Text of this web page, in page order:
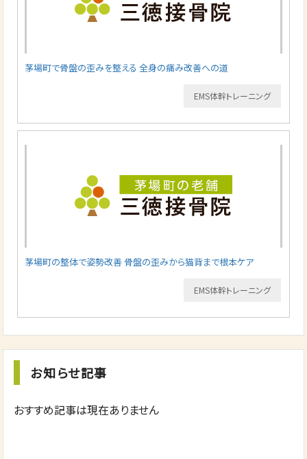
茅場町で骨盤の歪みを整える 全身の痛み改善への道
EMS体幹トレーニング
茅場町の整体で姿勢改善 骨盤の歪みから猫背まで根本ケア
EMS体幹トレーニング
お知らせ記事
おすすめ記事は現在ありません